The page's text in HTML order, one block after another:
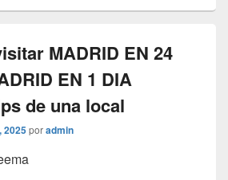
MADRID EN 24
EN 1 DIA
de una local
2025poradmin